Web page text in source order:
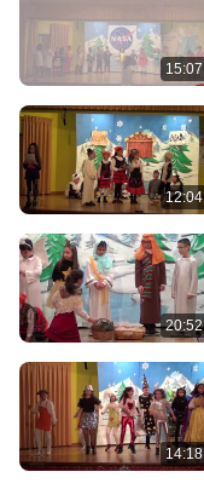
15:07
12:04
20:52
14:18